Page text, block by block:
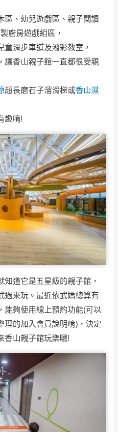
區、幼兒遊戲區、親子閱讀
廚房遊戲組區，
童滑步車道及潑彩教室，
讓香山親子館一直都很受親
超長磨石子溜滑梯或香山濕
趣唷!
道它是五星級的親子館，
過來玩。最近依武媽總算有
能夠使用線上預約功能(可以
理的加入會員說明唷)，決定
香山親子館玩樂囉!